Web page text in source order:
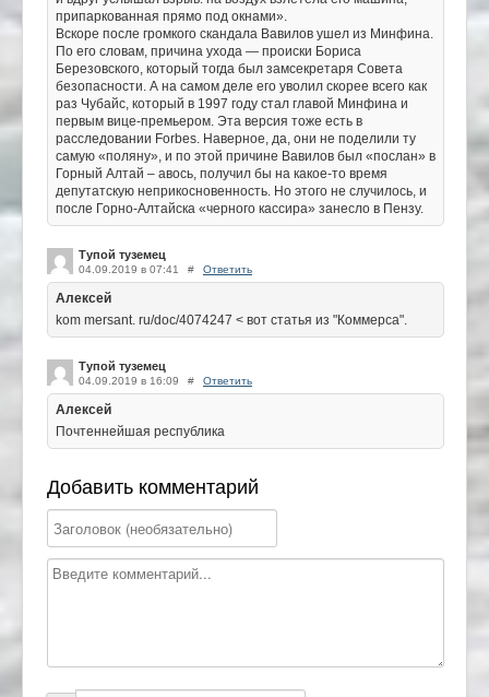
припаркованная прямо под окнами».
Вскоре после громкого скандала Вавилов ушел из Минфина.
По его словам, причина ухода — происки Бориса
Березовского, который тогда был замсекретаря Совета
безопасности. А на самом деле его уволил скорее всего как
раз Чубайс, который в 1997 году стал главой Минфина и
первым вице-премьером. Эта версия тоже есть в
расследовании Forbes. Наверное, да, они не поделили ту
самую «поляну», и по этой причине Вавилов был «послан» в
Горный Алтай – авось, получил бы на какое-то время
депутатскую неприкосновенность. Но этого не случилось, и
после Горно-Алтайска «черного кассира» занесло в Пензу.
Тупой туземец
04.09.2019 в 07:41 # Ответить
Алексей
kom mersant. ru/doc/4074247 < вот статья из "Коммерса".
Тупой туземец
04.09.2019 в 16:09 # Ответить
Алексей
Почтеннейшая республика
Добавить комментарий